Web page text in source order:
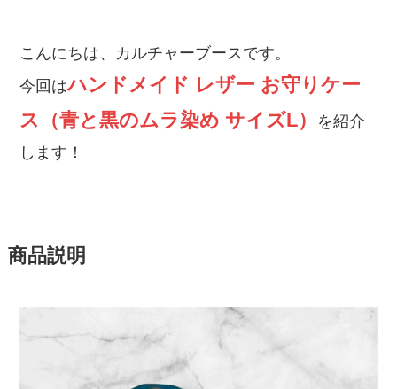
こんにちは、カルチャーブースです。
今回はハンドメイド レザー お守りケー
ス（青と黒のムラ染め サイズL）
を紹介
します！
商品説明